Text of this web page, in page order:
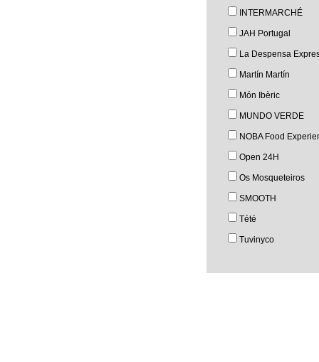
INTERMARCHÉ
JAH Portugal
La Despensa
Martín Martín
Món Ibèric
MUNDO VERDE
NOBA Food
Open 24H
Os Mosqueteiros
SMOOTH
Tété
Tuvinyco